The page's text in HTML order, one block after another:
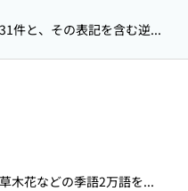
件と、その表記を含む逆...
木花などの季語2万語を...